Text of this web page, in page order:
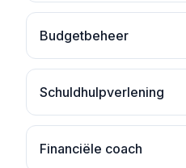
Budgetbeheer
Schuldhulpverlening
Financiële coach